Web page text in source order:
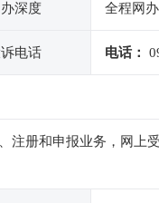
深度 全程网
电话 电话：
注册和申报业务，网上